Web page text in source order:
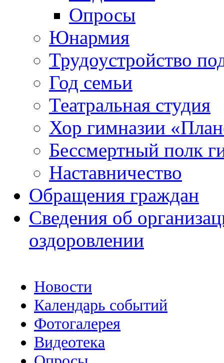
Опросы
Юнармия
Трудоустройство
Год семьи
Театральная студия
Хор гимназии
Бессмертный полк
Наставничество
Обращения граждан
Сведения об
оздоровлении
Новости
Календарь событий
Фотогалерея
Видеотека